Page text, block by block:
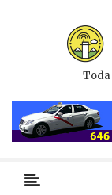
primario